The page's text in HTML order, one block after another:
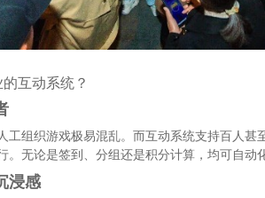
互动系统？
工组织游戏极易混乱。而互动系统支持百人
。无论是签到、分组还是积分计算，均可自动
浸感